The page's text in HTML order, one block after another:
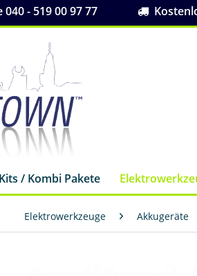
- 519 00 97 77
/ Kombi Pakete
Elektrowerkzeuge Akkugeräte